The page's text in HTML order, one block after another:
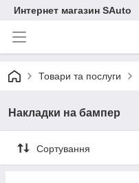
Интернет магазин SAuto
Товари та послуги
Накладки на бампер
Сортування